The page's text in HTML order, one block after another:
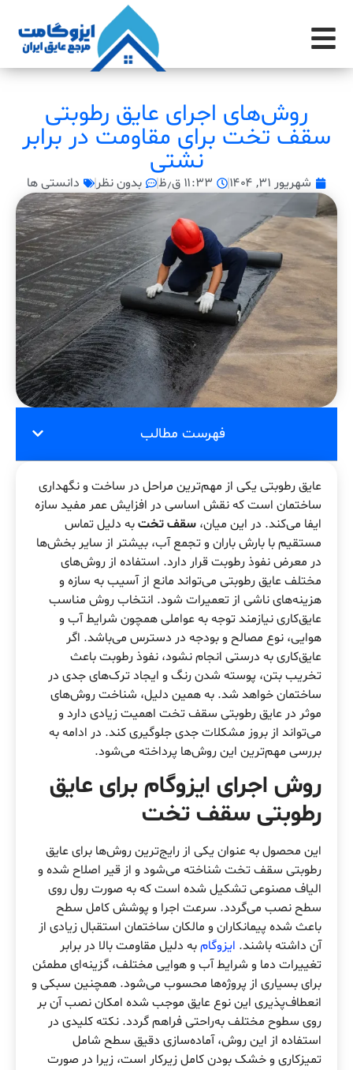
روش‌های اجرای عایق‌ رطوبتی
سقف تخت برای مقاومت در برابر
نشتی
شهریور ۳۱, ۱۴۰۴ ۱۱:۳۳ ق٫ظ بدون نظر دانستی ها
فهرست مطالب
عایق‌ رطوبتی یکی از مهم‌ترین مراحل در ساخت و نگهداری
ساختمان است که نقش اساسی در افزایش عمر مفید سازه
ایفا می‌کند. در این میان، سقف تختبه دلیل تماس
مستقیم با بارش باران و تجمع آب، بیشتر از سایر بخش‌ها
در معرض نفوذ رطوبت قرار دارد. استفاده از روش‌های
مختلف عایق‌ رطوبتی می‌تواند مانع از آسیب به سازه و
هزینه‌های ناشی از تعمیرات شود. انتخاب روش مناسب
عایق‌کاری نیازمند توجه به عواملی همچون شرایط آب و
هوایی، نوع مصالح و بودجه در دسترس می‌باشد. اگر
عایق‌کاری به درستی انجام نشود، نفوذ رطوبت باعث
تخریب بتن، پوسته شدن رنگ و ایجاد ترک‌های جدی در
ساختمان خواهد شد. به همین دلیل، شناخت روش‌های
موثر در عایق‌ رطوبتی سقف تخت اهمیت زیادی دارد و
می‌تواند از بروز مشکلات جدی جلوگیری کند. در ادامه به
بررسی مهم‌ترین این روش‌ها پرداخته می‌شود.
روش اجرای ایزوگام برای عایق‌
رطوبتی سقف تخت
این محصول به عنوان یکی از رایج‌ترین روش‌ها برای عایق‌
رطوبتی سقف تخت شناخته می‌شود و از قیر اصلاح شده و
الیاف مصنوعی تشکیل شده است که به صورت رول روی
سطح نصب می‌گردد. سرعت اجرا و پوشش کامل سطح
باعث شده پیمانکاران و مالکان ساختمان استقبال زیادی از
آن داشته باشند. ایزوگامبه دلیل مقاومت بالا در برابر
تغییرات دما و شرایط آب و هوایی مختلف، گزینه‌ای مطمئن
برای بسیاری از پروژه‌ها محسوب می‌شود. همچنین سبکی و
انعطاف‌پذیری این نوع عایق موجب شده امکان نصب آن بر
روی سطوح مختلف به‌راحتی فراهم گردد. نکته کلیدی در
استفاده از این روش، آماده‌سازی دقیق سطح شامل
تمیزکاری و خشک بودن کامل زیرکار است، زیرا در صورت